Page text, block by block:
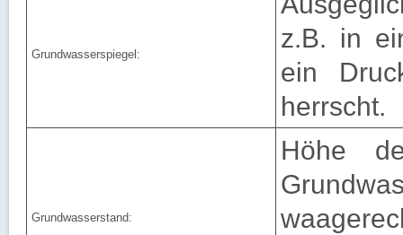
Grundwasserspiegel:
z.B. in
ein
herrscht.
Grundwasserstand:
Höhe